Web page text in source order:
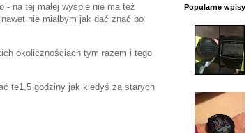
- na tej małej wyspie nie ma też
nie miałbym jak dać znać bo
okolicznościach tym razem i tego
te1,5 godziny jak kiedyś za starych
Popularne wpisy